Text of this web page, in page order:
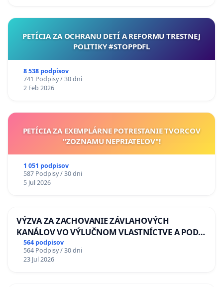
PETÍCIA ZA OCHRANU DETÍ A REFORMU TRESTNEJ
POLITIKY #STOPPDFL
8 538 podpisov
741 Podpisy / 30 dni
2 Feb 2026
PETÍCIA ZA EXEMPLÁRNE POTRESTANIE TVORCOV
"ZOZNAMU NEPRIATEĽOV"!
1 051 podpisov
587 Podpisy / 30 dni
5 Jul 2026
VÝZVA ZA ZACHOVANIE ZÁVLAHOVÝCH
KANÁLOV VO VÝLUČNOM VLASTNÍCTVE A POD
KONTROLOU SLOVENSKEJ REPUBLIKY & žiadosť
na riešenie zanedbaného stavu závlahových a
odvodňovacích kanálov na Slovensku
564 podpisov
564 Podpisy / 30 dni
23 Jul 2026